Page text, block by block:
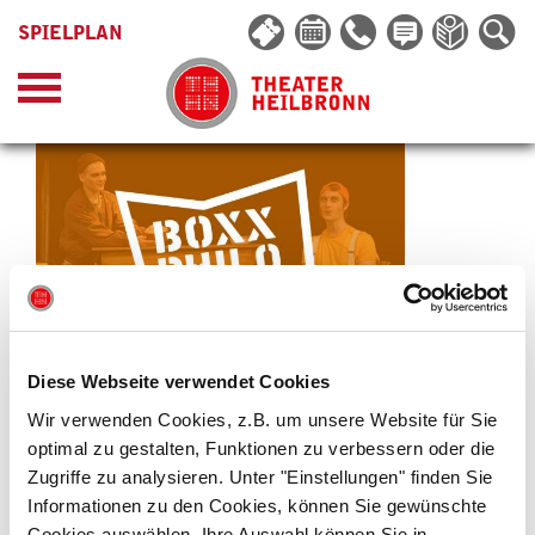
Diese Webseite verwendet Cookies
Wir verwenden Cookies, z.B. um unsere Website für Sie
optimal zu gestalten, Funktionen zu verbessern oder die
Zugriffe zu analysieren. Unter "Einstellungen" finden Sie
Informationen zu den Cookies, können Sie gewünschte
SPIELPLAN
BOXX | PHILOSOPHIE »KOMM, WIR FINDEN
EINEN SCHATZ«